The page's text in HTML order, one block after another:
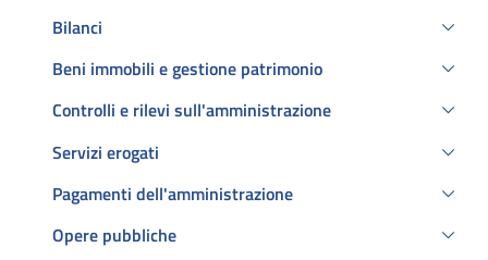
Bilanci
Beni immobili e gestione patrimonio
Controlli e rilevi sull'amministrazione
Servizi erogati
Pagamenti dell'amministrazione
Opere pubbliche